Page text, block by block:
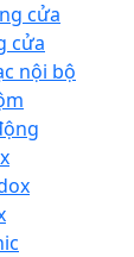
cửa
cửa
nội bộ